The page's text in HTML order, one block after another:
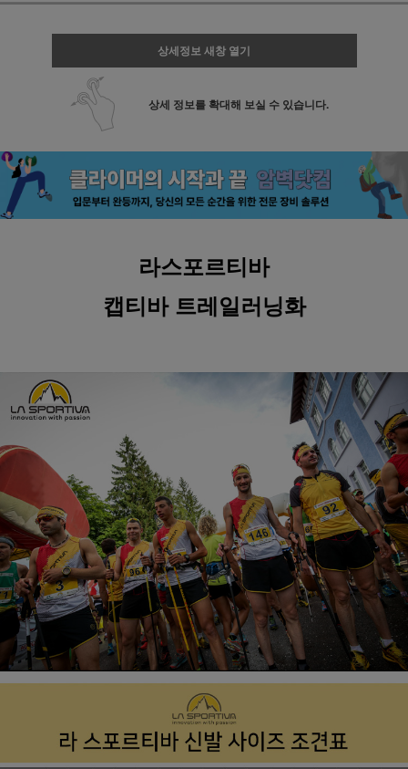
상세정보 새창 열기
상세 정보를 확대해 보실 수 있습니다.
라스포르티바
캡티바 트레일러닝화